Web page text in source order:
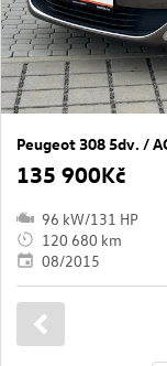
135 900Kč
96 kW/131 HP
120 680 km
08/2015